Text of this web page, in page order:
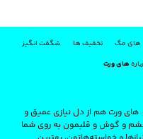
های مگ تخفیف ها
شگفت انگیز
های ورت
ورت هم از دل نیازی عمیق و
و گوش و قلبمون به روی شما